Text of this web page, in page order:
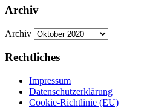
Archiv
Archiv
Rechtliches
Impressum
Datenschutzerklärung
Cookie-Richtlinie (EU)